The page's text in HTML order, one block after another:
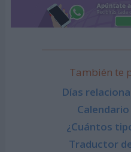
También te
Días
¿Cuántos
Traductor